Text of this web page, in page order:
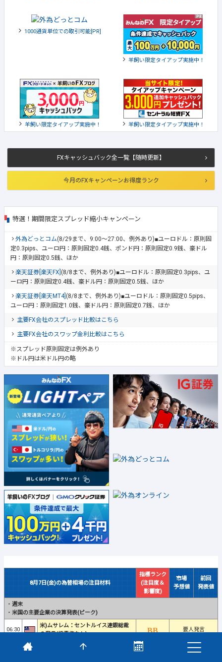
FXキャッシュバック全一覧【随時更新】
今月のFXキャンペーンお得度ランク
特選！期間限定スプレッド縮小キャンペーン
外為どっとコム(8/29まで、9:00～27:00、例外あり)■ユーロドル：原則固
定0.3pips、ユーロ円：原則固定0.4銭、ポンド円：原則固定0.9銭、豪ドル
円：原則固定0.5銭、ほか
楽天証券[楽天FX] (8/8まで、例外あり)■ユーロドル：原則固定0.3pips、ユ
ーロ円：原則固定0.4銭、豪ドル円：原則固定0.5銭、ほか
楽天証券[楽天MT4] (8/8まで、例外あり)■ユーロドル：原則固定0.5pips、
ユーロ円：原則固定1.0銭、豪ドル円：原則固定0.7銭、ほか
主要FX会社のスプレッド比較はこちら
主要FX会社のスワップ金利比較はこちら
※スプレッド原則固定は例外あり
※ドル円は米ドル円の略
8月7日(金)の為替相場の注目材料
指標ランク
(注目度＆
影響度)
市場
予想値
前回
発表値
・ 週末
・ 米国の主要企業の決算発表(ピーク)
06:30
米)ムサレム：セントルイス連銀総裁
の発言(投票権なし)
要人発言
+1070.0
+1256.2
1000通貨単位での取引可能[PR]
羊飼い限定タイアップ実施中！
羊飼い限定タイアップ実施中！ 羊飼い限定タイアップ実施中！